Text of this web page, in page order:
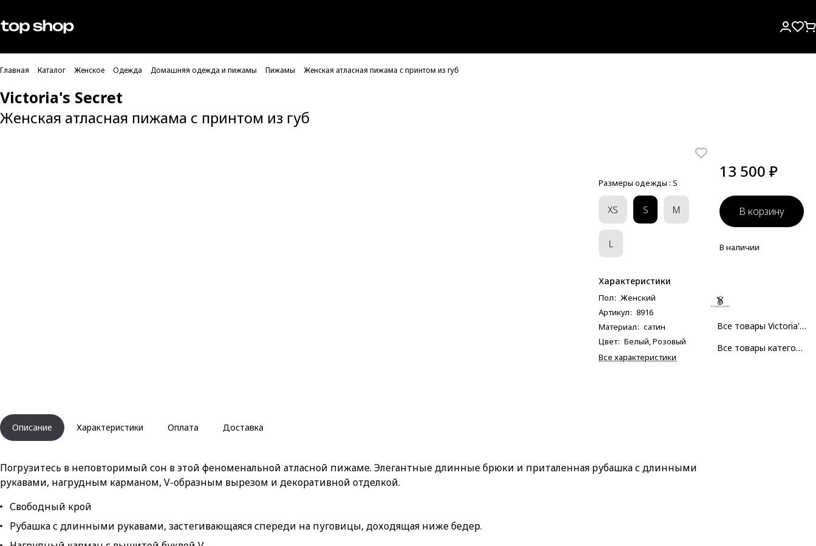
Проверка хлебных крошек
Главная Каталог Женское Одежда Домашняя одежда и пижамы Пижамы Женская атласная пижама с принтом из губ
Victoria's Secret
Женская атласная пижама с принтом из губ
Размеры одежды : S
XS S M
L
Характеристики
Пол: Женский
Артикул: 8916
Материал: сатин
Цвет: Белый, Розовый
Все характеристики
13 500 ₽
В корзину
В наличии
Все товары Victoria's Secret
Все товары категории
Описание Характеристики Оплата Доставка
Погрузитесь в неповторимый сон в этой феноменальной атласной пижаме. Элегантные длинные брюки и приталенная рубашка с длинными
рукавами, нагрудным карманом, V-образным вырезом и декоративной отделкой.
Свободный крой
Рубашка с длинными рукавами, застегивающаяся спереди на пуговицы, доходящая ниже бедер.